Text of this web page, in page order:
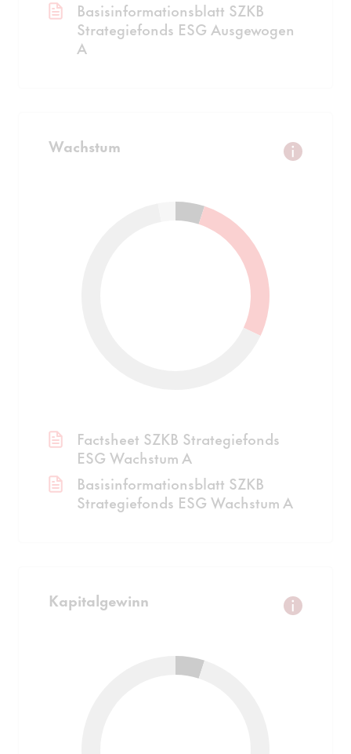
Basisinformationsblatt SZKB
Strategiefonds ESG Ausgewogen
A
Wachstum
Factsheet SZKB Strategiefonds
ESG Wachstum A
Basisinformationsblatt SZKB
Strategiefonds ESG Wachstum A
Kapitalgewinn